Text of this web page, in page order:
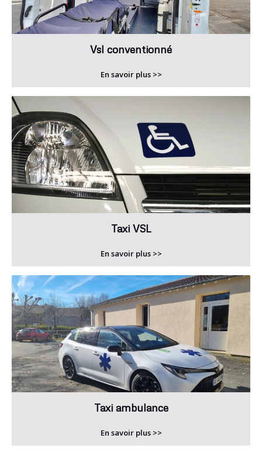
Vsl conventionné
En savoir plus >>
Taxi VSL
En savoir plus >>
Taxi ambulance
En savoir plus >>